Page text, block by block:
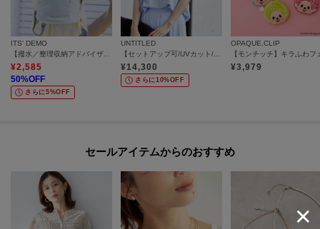
ITS' DEMO
【撥水／整理収納アドバイザー監修】ポケットリュック
¥2,585
50%OFF
さらに5%OFF
UNTITLED
【セットアップ可/UVカット/接触冷感/UVカット】リラクシーキーVネックブラウス
¥14,300
さらに10%OFF
OPAQUE.CLIP
¥3,979
セールアイテムからのおすすめ